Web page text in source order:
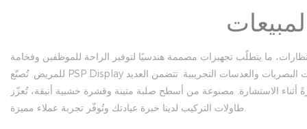
ما يتطلّب تجهيزات مصممة هندسيًا لتوفير الراحة للموظفين وفخامة
للمريض. تُصنّع PSP Display طاولات توزيع نظارات فاخرة مزوّدة بمرايا مدمجة بسلاسة على سطح الطاولة، وصناديق نفايات مخفية لمواد التعديل، وأدراج ضحلة مُخصّصة لتخزين أدوات البصريات والعدسات التجريبية. تتضمن العديد
الاستشارة. مصنوعة من أسطح صلبة متينة وقشرة خشبية أنيقة، تُعزّز
طاولات التركيب لدينا خبرة عيادتك وتُوفّر تجربة عملاء مميزة.